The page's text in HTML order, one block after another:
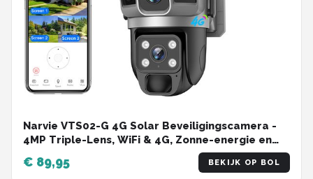
Narvie VTS02-G 4G Solar Beveiligingscamera -
4MP Triple-Lens, WiFi & 4G, Zonne-energie en
USB-C, Full-Color Nachtzicht PIR & Radar
Bewegingsdetectie
€ 89,95 BEKIJK OP BOL